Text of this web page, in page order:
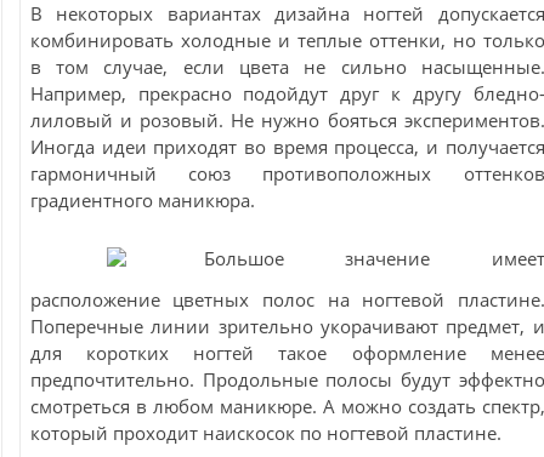
В некоторых вариантах дизайна ногтей допускается
комбинировать холодные и теплые оттенки, но только
в том случае, если цвета не сильно насыщенные.
Например, прекрасно подойдут друг к другу бледно-
лиловый и розовый. Не нужно бояться экспериментов.
Иногда идеи приходят во время процесса, и получается
гармоничный союз противоположных оттенков
градиентного маникюра.
Большое значение имеет
расположение цветных полос на ногтевой пластине.
Поперечные линии зрительно укорачивают предмет, и
для коротких ногтей такое оформление менее
предпочтительно. Продольные полосы будут эффектно
смотреться в любом маникюре. А можно создать спектр,
который проходит наискосок по ногтевой пластине.